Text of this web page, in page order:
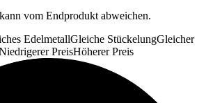
vom Endprodukt abweichen.
EdelmetallGleiche StückelungGleicher
PreisHöherer Preis